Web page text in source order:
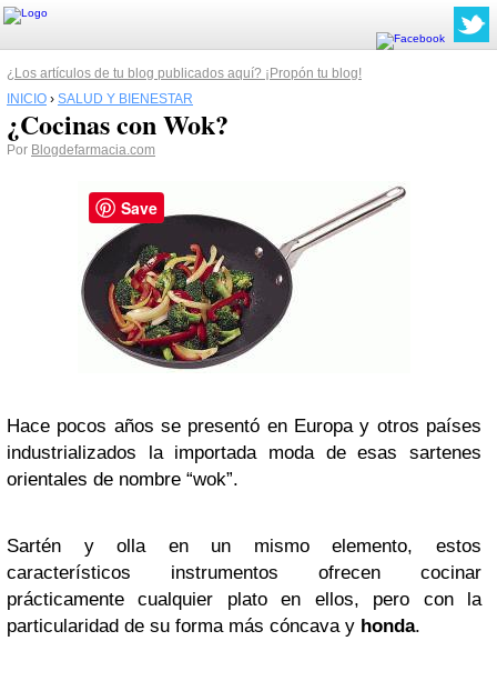
¿Los artículos de tu blog publicados aquí? ¡Propón tu blog!
INICIO › SALUD Y BIENESTAR
¿Cocinas con Wok?
Por Blogdefarmacia.com
Hace pocos años se presentó en Europa y otros países
industrializados la importada moda de esas sartenes
orientales de nombre “wok”.
Sartén y olla en un mismo elemento, estos
característicos instrumentos ofrecen cocinar
prácticamente cualquier plato en ellos, pero con la
particularidad de su forma más cóncava y honda.
Save